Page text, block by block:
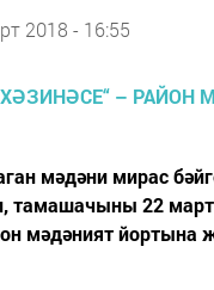
2018 - 16:55
мәдәни мирас
тамашачыны 22 март
мәдәният йортына